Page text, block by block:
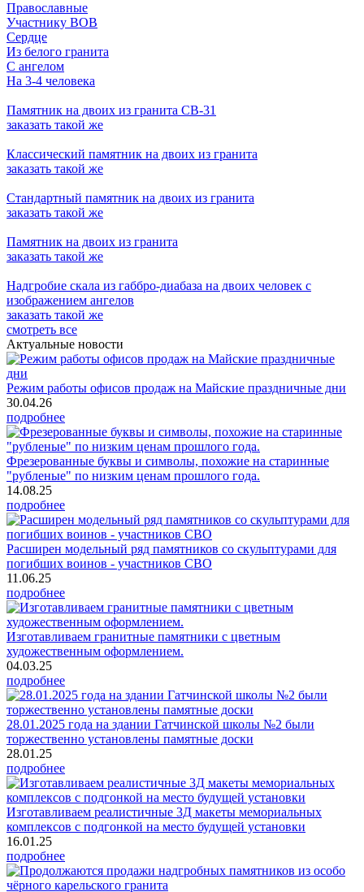
Православные
Участнику ВОВ
Сердце
Из белого гранита
С ангелом
На 3-4 человека
Памятник на двоих из гранита СВ-31
заказать такой же
Классический памятник на двоих из гранита
заказать такой же
Стандартный памятник на двоих из гранита
заказать такой же
Памятник на двоих из гранита
заказать такой же
Надгробие скала из габбро-диабаза на двоих человек с
изображением ангелов
заказать такой же
смотреть все
Актуальные новости
Режим работы офисов продаж на Майские праздничные дни
30.04.26
подробнее
Фрезерованные буквы и символы, похожие на старинные
"рубленые" по низким ценам прошлого года.
14.08.25
подробнее
Расширен модельный ряд памятников со скульптурами для
погибших воинов - участников СВО
11.06.25
подробнее
Изготавливаем гранитные памятники с цветным
художественным оформлением.
04.03.25
подробнее
28.01.2025 года на здании Гатчинской школы №2 были
торжественно установлены памятные доски
28.01.25
подробнее
Изготавливаем реалистичные 3Д макеты мемориальных
комплексов с подгонкой на место будущей установки
16.01.25
подробнее